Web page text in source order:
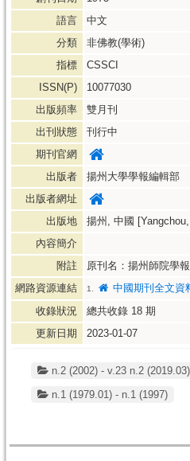
語言
中文
分類
非佛教(學術)
指標
CSSCI
ISSN(P)
10077030
出版頻率
雙月刊
出刊狀態
刊行中
期刊官網
出版者
揚州大學學報編輯部
出版者網址
出版地
揚州, 中國
內容簡介
附註
原刊名：揚州師院學
網路資源連結
1. 中國期刊全文資
收錄狀況 總共收錄 18 期
更新日期
2023-01-07
n.2 (2002) - v.23 n.2 (2019.03)
n.1 (1979.01) - n.1 (1997)